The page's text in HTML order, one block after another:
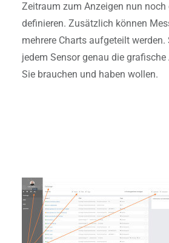
Zeitraum zum Anzeigen nun noch
definieren. Zusätzlich können
mehrere Charts aufgeteilt werden.
jedem Sensor genau die
Sie brauchen und haben wollen.